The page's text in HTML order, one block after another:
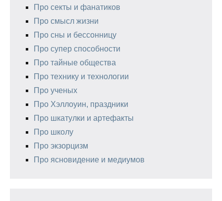
Про секты и фанатиков
Про смысл жизни
Про сны и бессонницу
Про супер способности
Про тайные общества
Про технику и технологии
Про ученых
Про Хэллоуин, праздники
Про шкатулки и артефакты
Про школу
Про экзорцизм
Про ясновидение и медиумов